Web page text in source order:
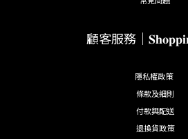
顧客服務｜
隱私權政策
條款及細則
付款與配送
退換貨政策